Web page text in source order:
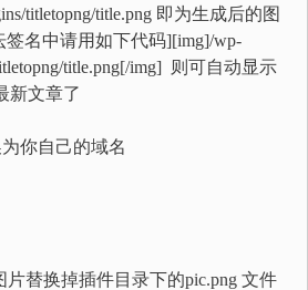
titletopng/title.png 即为生成后的图
签名中请用如下代码][img]/wp-
title.png[/img] 则可自动显示
新文章了
你自己的域名
替换掉插件目录下的pic.png 文件